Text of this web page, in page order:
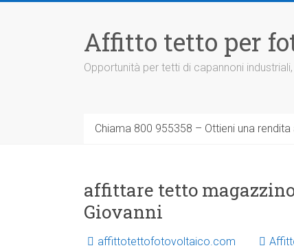
Affitto tetto per
Opportunità per tetti di capannoni
Chiama 800 955358 – Ottieni una
affittare tetto
Giovanni
affittotettofotovoltaico.com